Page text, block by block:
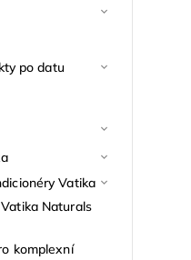
po datu
Vatika
Naturals
komplexní